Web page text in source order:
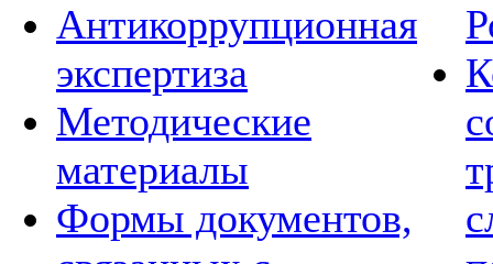
Антикоррупционная
экспертиза
Методические
материалы
Формы документов,